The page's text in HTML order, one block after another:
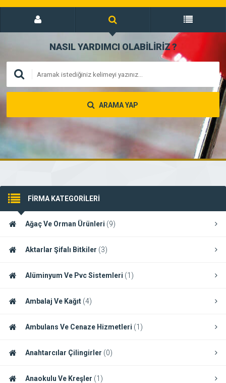
NASIL YARDIMCI OLABİLİRİZ?
ARAMA YAP
FİRMA KATEGORİLERİ
Ağaç Ve Orman Ürünleri (9)
Aktarlar Şifalı Bitkiler (3)
Alüminyum Ve Pvc Sistemleri (1)
Ambalaj Ve Kağıt (4)
Ambulans Ve Cenaze Hizmetleri (1)
Anahtarcılar Çilingirler (0)
Anaokulu Ve Kreşler (1)